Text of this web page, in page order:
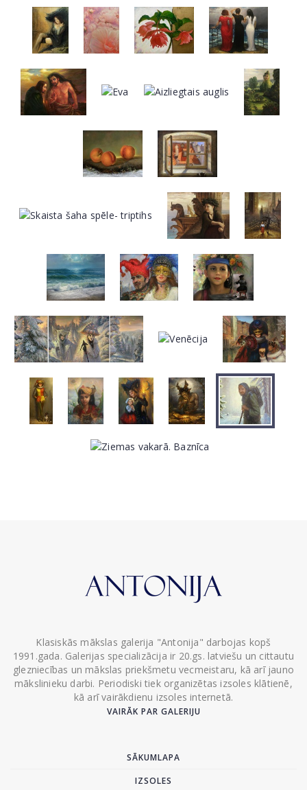
Klasiskās mākslas galerija "Antonija" darbojas kopš
1991.gada. Galerijas specializācija ir 20.gs. latviešu un cittautu
glezniecības un mākslas priekšmetu vecmeistaru, kā arī jauno
mākslinieku darbi. Periodiski tiek organizētas izsoles klātienē,
kā arī vairākdienu izsoles internetā.
VAIRĀK PAR GALERIJU
SĀKUMLAPA
IZSOLES